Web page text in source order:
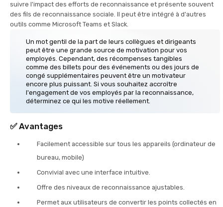
suivre l'impact des efforts de reconnaissance et présente souvent
des fils de reconnaissance sociale. Il peut être intégré à d'autres
outils comme Microsoft Teams et Slack.
Un mot gentil de la part de leurs collègues et dirigeants
peut être une grande source de motivation pour vos
employés. Cependant, des récompenses tangibles
comme des billets pour des événements ou des jours de
congé supplémentaires peuvent être un motivateur
encore plus puissant. Si vous souhaitez accroître
l'engagement de vos employés par la reconnaissance,
déterminez ce qui les motive réellement.
✅Avantages
Facilement accessible sur tous les appareils (ordinateur de
bureau, mobile)
Convivial avec une interface intuitive.
Offre des niveaux de reconnaissance ajustables.
Permet aux utilisateurs de convertir les points collectés en